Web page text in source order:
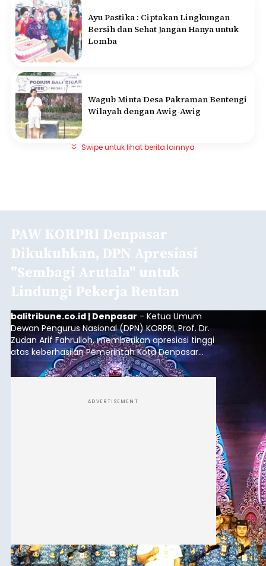
Ayu Pastika : Ciptakan Lingkungan
Bersih dan Sehat Jangan Hanya untuk
Lomba
Wagub Minta Desa Pakraman Bentengi
Wilayah dengan Awig-Awig
Swipe untuk lihat berita lainnya
PAW KORPRI Denpasar
Dikukuhkan, DPN Apresiasi
"Sembagi Arutala" untuk
Lindungi Pekerja Rentan
balitribune.co.id | Denpasar - Ketua Umum
Dewan Pengurus Nasional (DPN) KORPRI, Prof. Dr.
Zudan Arif Fahrulloh, memberikan apresiasi tinggi
atas keberhasilan Pemerintah Kota Denpasar
dan KORPRI Kota Denpasar dalam
mengimplementasikan program gotong royong
ADVERTISEMENT